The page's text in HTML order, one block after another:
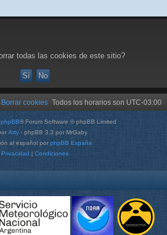
todas las cookies de este sitio?
Todos los horarios son UTC-03:00
Borrar cookies
phpBB® Forum Software © phpBB Limited
Arty - phpBB 3.3 por MrGaby
al español por phpBB España
Privacidad | Condiciones